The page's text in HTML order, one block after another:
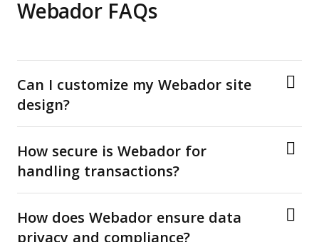
Webador FAQs
Can I customize my Webador site
design?
How secure is Webador for
handling transactions?
How does Webador ensure data
privacy and compliance?